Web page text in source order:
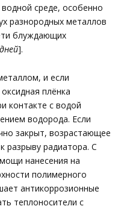
среде, особенно
разнородных металлов
блуждающих
].
и если
плёнка
контакте с водой
водорода. Если
закрыт, возрастающее
разрыву радиатора. С
нанесения на
полимерного
антикоррозионные
теплоносители с